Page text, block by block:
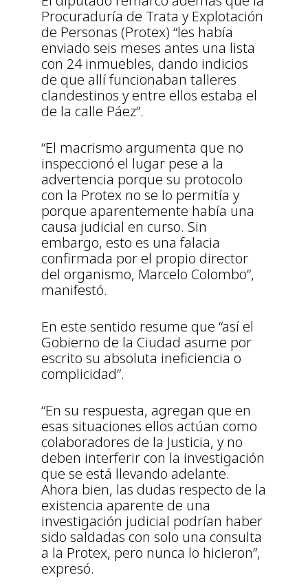
Procuraduría de Trata y Explotación
de Personas (Protex) “les había
enviado seis meses antes una lista
con 24 inmuebles, dando indicios
de que allí funcionaban talleres
clandestinos y entre ellos estaba el
de la calle Páez”.
“El macrismo argumenta que no
inspeccionó el lugar pese a la
advertencia porque su protocolo
con la Protex no se lo permitía y
porque aparentemente había una
causa judicial en curso. Sin
embargo, esto es una falacia
confirmada por el propio director
del organismo, Marcelo Colombo”,
manifestó.
En este sentido resume que “así el
Gobierno de la Ciudad asume por
escrito su absoluta ineficiencia o
complicidad”.
“En su respuesta, agregan que en
esas situaciones ellos actúan como
colaboradores de la Justicia, y no
deben interferir con la investigación
que se está llevando adelante.
Ahora bien, las dudas respecto de la
existencia aparente de una
investigación judicial podrían haber
sido saldadas con solo una consulta
a la Protex, pero nunca lo hicieron”,
expresó.